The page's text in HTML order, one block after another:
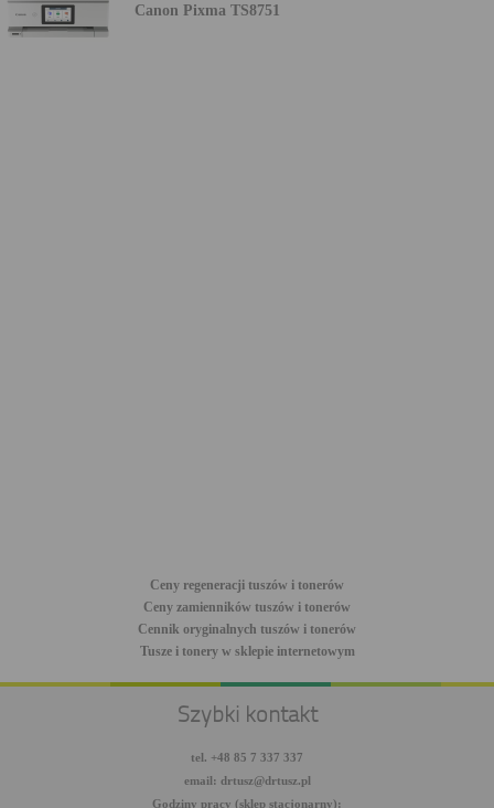
Canon Pixma TS8751
Ceny regeneracji tuszów i tonerów
Ceny zamienników tuszów i tonerów
Cennik oryginalnych tuszów i tonerów
Tusze i tonery w sklepie internetowym
Szybki kontakt
tel. +48 85 7 337 337
email: drtusz@drtusz.pl
Godziny pracy (sklep stacjonarny):